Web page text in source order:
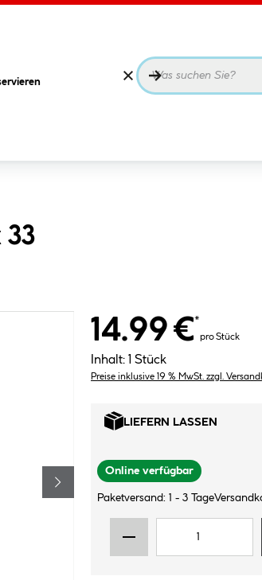
33
14.99 €*
pro Stück
Inhalt: 1 Stück
Preise inklusive 19 % MwSt. zzgl.
LIEFERN LASSEN
Online verfügbar
Paketversand: 1 - 3 Tage